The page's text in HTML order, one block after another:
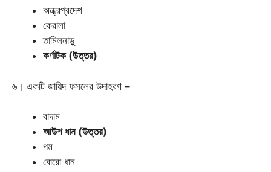
অন্ধ্রপ্রদেশ
কেরালা
তামিলনাড়ু
কর্ণাটক (উত্তর)
৬। একটি জায়িদ ফসলের উদাহরণ –
বাদাম
আউশ ধান (উত্তর)
গম
বোরো ধান